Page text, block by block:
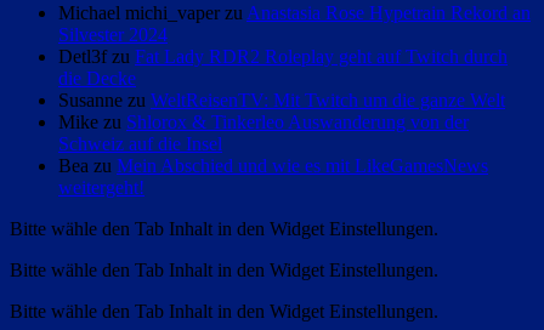
Michael michi_vaper zu Anastasia Rose Hypetrain Rekord an
Silvester 2024
Detl3f zu Fat Lady RDR2 Roleplay geht auf Twitch durch
die Decke
Susanne zu WeltReisenTV: Mit Twitch um die ganze Welt
Mike zu Shlorox & Tinkerleo Auswanderung von der
Schweiz auf die Insel
Bea zu Mein Abschied und wie es mit LikeGamesNews
weitergeht!
Bitte wähle den Tab Inhalt in den Widget Einstellungen.
Bitte wähle den Tab Inhalt in den Widget Einstellungen.
Bitte wähle den Tab Inhalt in den Widget Einstellungen.